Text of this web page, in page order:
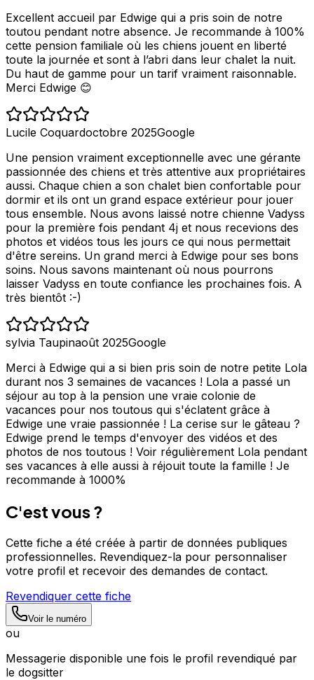
Excellent accueil par Edwige qui a pris soin de notre
toutou pendant notre absence. Je recommande à 100%
cette pension familiale où les chiens jouent en liberté
toute la journée et sont à l’abri dans leur chalet la nuit.
Du haut de gamme pour un tarif vraiment raisonnable.
Merci Edwige 😊
Lucile Coquardoctobre 2025Google
Une pension vraiment exceptionnelle avec une gérante
passionnée des chiens et très attentive aux propriétaires
aussi. Chaque chien a son chalet bien confortable pour
dormir et ils ont un grand espace extérieur pour jouer
tous ensemble. Nous avons laissé notre chienne Vadyss
pour la première fois pendant 4j et nous recevions des
photos et vidéos tous les jours ce qui nous permettait
d'être sereins. Un grand merci à Edwige pour ses bons
soins. Nous savons maintenant où nous pourrons
laisser Vadyss en toute confiance les prochaines fois. A
très bientôt :-)
sylvia Taupinaoût 2025Google
Merci à Edwige qui a si bien pris soin de notre petite Lola
durant nos 3 semaines de vacances ! Lola a passé un
séjour au top à la pension une vraie colonie de
vacances pour nos toutous qui s'éclatent grâce à
Edwige une vraie passionnée ! La cerise sur le gâteau ?
Edwige prend le temps d'envoyer des vidéos et des
photos de nos toutous ! Voir régulièrement Lola pendant
ses vacances à elle aussi à réjouit toute la famille ! Je
recommande à 1000%
C'est vous ?
Cette fiche a été créée à partir de données publiques
professionnelles. Revendiquez-la pour personnaliser
votre profil et recevoir des demandes de contact.
Revendiquer cette fiche
Voir le numéro
ou
Messagerie disponible une fois le profil revendiqué par
le dogsitter